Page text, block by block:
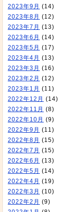
2023年9月 (14)
2023年8月 (12)
2023年7月 (13)
2023年6月 (14)
2023年5月 (17)
2023年4月 (13)
2023年3月 (16)
2023年2月 (12)
2023年1月 (11)
2022年12月 (14)
2022年11月 (8)
2022年10月 (9)
2022年9月 (11)
2022年8月 (15)
2022年7月 (15)
2022年6月 (13)
2022年5月 (14)
2022年4月 (19)
2022年3月 (10)
2022年2月 (9)